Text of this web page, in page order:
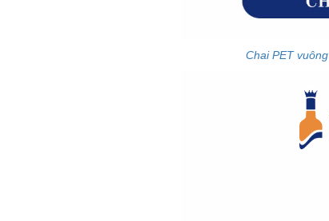
Chai PET vuông